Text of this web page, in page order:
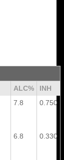
ALC%
INH
7.8 0.750
6.8 0.330